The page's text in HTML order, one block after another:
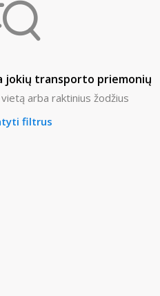
jokių transporto priemonių
arba raktinius žodžius
filtrus